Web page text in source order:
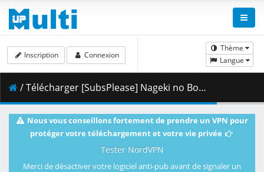
Thème
Langue
Inscription Connexion
/ Télécharger [SubsPlease] Nageki no Bourei wa Intai shitai - 04 (1080p) [83741017].mkv.002 ( 463.13 MB )
Nous vous conseillons fortement de prendre un VPN pour
protéger votre téléchargement et votre vie privée
Tester NordVPN
Merci de désactiver votre logiciel anti-pub avant de signaler un